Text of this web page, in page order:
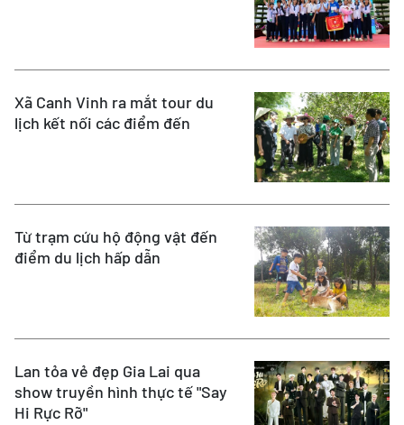
Xã Canh Vinh ra mắt tour du
lịch kết nối các điểm đến
Từ trạm cứu hộ động vật đến
điểm du lịch hấp dẫn
Lan tỏa vẻ đẹp Gia Lai qua
show truyền hình thực tế "Say
Hi Rực Rỡ"